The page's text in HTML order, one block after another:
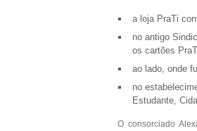
a loja PraTi
no antigo
os cartões
ao lado, onde
no
Estudante,
O consorciado